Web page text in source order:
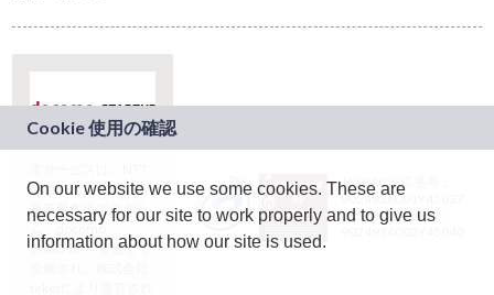
ドコモグループの新
規事業創出プログラ
ム「docomo
STARTUP」を通じて
JASRAC許諾番号：
9024936001Y45037
JASRAC許諾番号：
On our website we use some cookies. These are
necessary for our site to work properly and to give us
information about how our site is used.